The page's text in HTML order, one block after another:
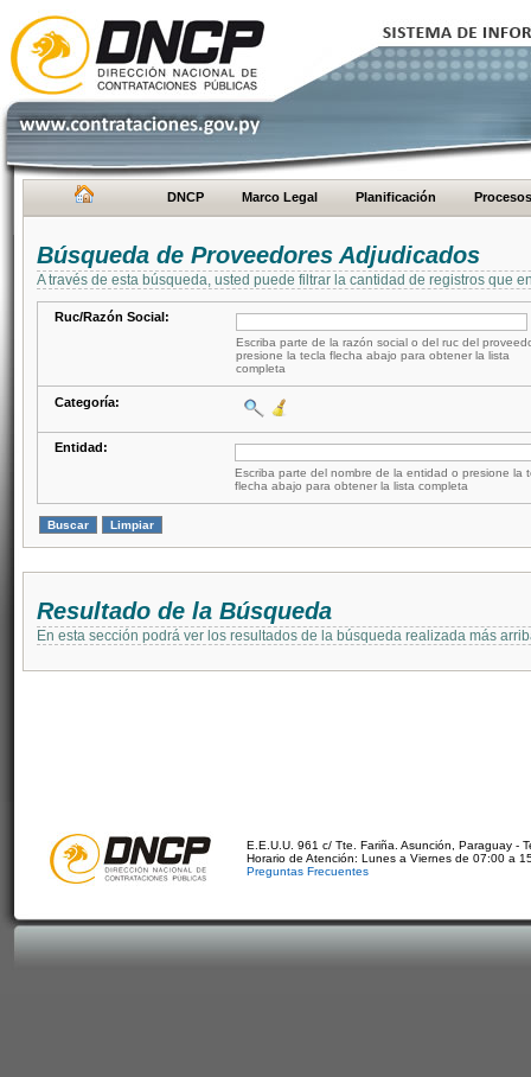
DNCP Marco Legal Planificación Procesos
Búsqueda de Proveedores Adjudicados
A través de esta búsqueda, usted puede filtrar la cantidad de registros que
Ruc/Razón Social:
Escriba parte de la razón social o del ruc del
presione la tecla flecha abajo para obtener la lista
completa
Categoría:
Entidad:
Escriba parte del nombre de la entidad o presione la
flecha abajo para obtener la lista completa
Resultado de la Búsqueda
En esta sección podrá ver los resultados de la búsqueda realizada más
E.E.U.U. 961 c/ Tte. Fariña. Asunción, Paraguay -
Horario de Atención: Lunes a Viernes de 07:00 a
Preguntas Frecuentes